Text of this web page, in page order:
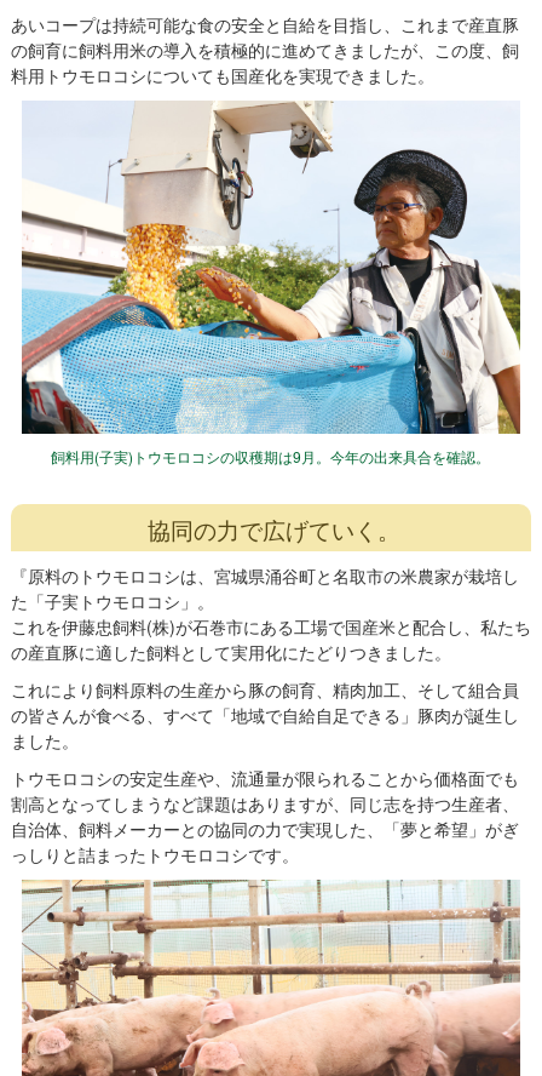
あいコープは持続可能な食の安全と自給を目指し、これまで産直豚
の飼育に飼料用米の導入を積極的に進めてきましたが、この度、飼
料用トウモロコシについても国産化を実現できました。
飼料用(子実)トウモロコシの収穫期は9月。今年の出来具合を確認。
協同の力で広げていく。
『原料のトウモロコシは、宮城県涌谷町と名取市の米農家が栽培し
た「子実トウモロコシ」。
これを伊藤忠飼料(株)が石巻市にある工場で国産米と配合し、私たち
の産直豚に適した飼料として実用化にたどりつきました。
これにより飼料原料の生産から豚の飼育、精肉加工、そして組合員
の皆さんが食べる、すべて「地域で自給自足できる」豚肉が誕生し
ました。
トウモロコシの安定生産や、流通量が限られることから価格面でも
割高となってしまうなど課題はありますが、同じ志を持つ生産者、
自治体、飼料メーカーとの協同の力で実現した、「夢と希望」がぎ
っしりと詰まったトウモロコシです。